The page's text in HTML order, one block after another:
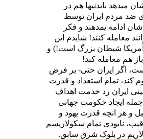
میدهد بایدنیها هم در
ضد مردم ایران توسط
شان ادامه یمدهند و فکر
معامله کنند! شایدم این
شیطان بزرگ است!) و
هم معامله کند!
اگر ایران حتی- بر فرض
کند، تمام استعداد و قدرت
ایران رد خدمت اهداف
جمله ایجاد حکومت جهانی
و هر انچه قدرت یهود و
نابودی تمام سکولاریسم
در بلوک شرق سابق.